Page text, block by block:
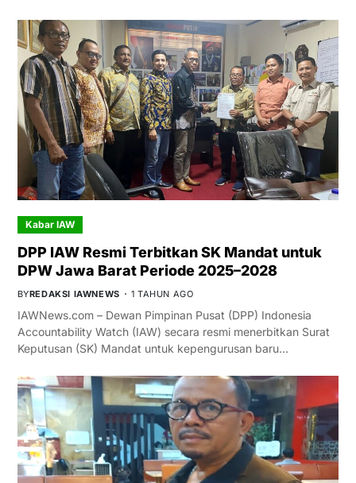
Kabar IAW
DPP IAW Resmi Terbitkan SK Mandat untuk
DPW Jawa Barat Periode 2025–2028
BYREDAKSI IAWNEWS 1 TAHUN AGO
IAWNews.com – Dewan Pimpinan Pusat (DPP) Indonesia
Accountability Watch (IAW) secara resmi menerbitkan Surat
Keputusan (SK) Mandat untuk kepengurusan baru…